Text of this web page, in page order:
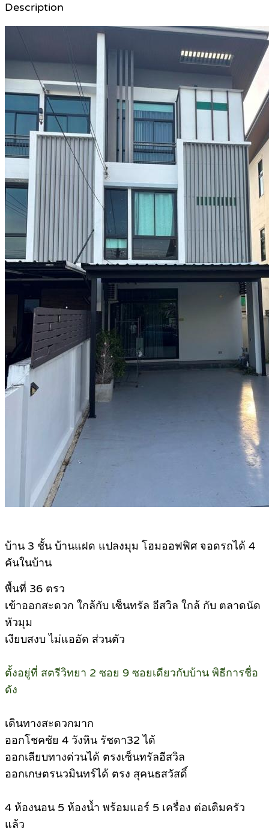
Description
บ้าน 3 ชั้น บ้านแฝด แปลงมุม โฮมออฟฟิศ จอดรถได้ 4
คันในบ้าน
พื้นที่ 36 ตรว
เข้าออกสะดวก ใกล้กับ เซ็นทรัล อีสวิล ใกล้ กับ ตลาดนัด
หัวมุม
เงียบสงบ ไม่แออัด ส่วนตัว
ตั้งอยู่ที่ สตรีวิทยา 2 ซอย 9 ซอยเดียวกับบ้าน พิธีการชื่อ
ดัง
เดินทางสะดวกมาก
ออกโชคชัย 4 วังหิน รัชดา32 ได้
ออกเลียบทางด่วนได้ ตรงเซ็นทรัลอีสวิล
ออกเกษตรนวมินทร์ได้ ตรง สุคนธสวัสดิ์
4 ห้องนอน 5 ห้องน้ำ พร้อมแอร์ 5 เครื่อง ต่อเติมครัว
แล้ว